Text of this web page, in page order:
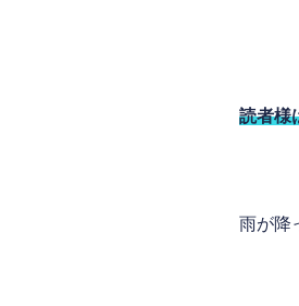
読者様
雨が降